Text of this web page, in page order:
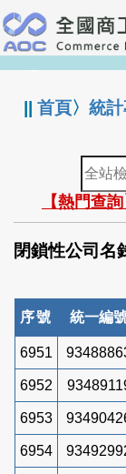
跳
到
主
要
:::
||首頁〉統
全
站
檢
索
【熱門查
閉鎖性公司名
序號 統一編
6951
6952
6953
6954